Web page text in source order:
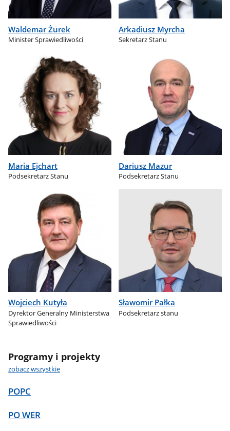
Waldemar Żurek
Minister Sprawiedliwości
Arkadiusz Myrcha
Sekretarz Stanu
Maria Ejchart
Podsekretarz Stanu
Dariusz Mazur
Podsekretarz Stanu
Wojciech Kutyła
Dyrektor Generalny Ministerstwa
Sprawiedliwości
Sławomir Pałka
Podsekretarz stanu
Programy i projekty
zobacz wszystkie
POPC
PO WER